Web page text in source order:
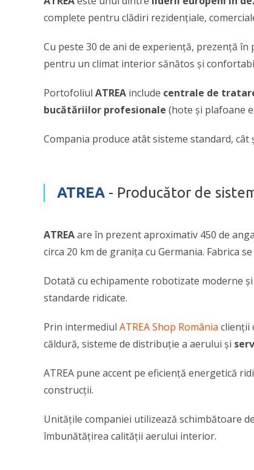
complete pentru clădiri rezidențiale,
Cu peste 30 de ani de experiență, prezență
pentru un climat interior sănătos și
Portofoliul ATREA include centrale de
bucătăriilor profesionale (hote și plafoane
Compania produce atât sisteme standard, cât
ATREA - Producător de
ATREAare în prezent aproximativ 450 de
circa 20 km de granița cu Germania. Fabrica
Dotată cu echipamente robotizate moderne
standarde ridicate.
Prin intermediul ATREA Shop România clienții
căldură, sisteme de distribuție a aerului și
ATREA pune accent pe eficiență energetică
construcții.
Unitățile companiei utilizează schimbătoare
îmbunătățirea calității aerului interior.